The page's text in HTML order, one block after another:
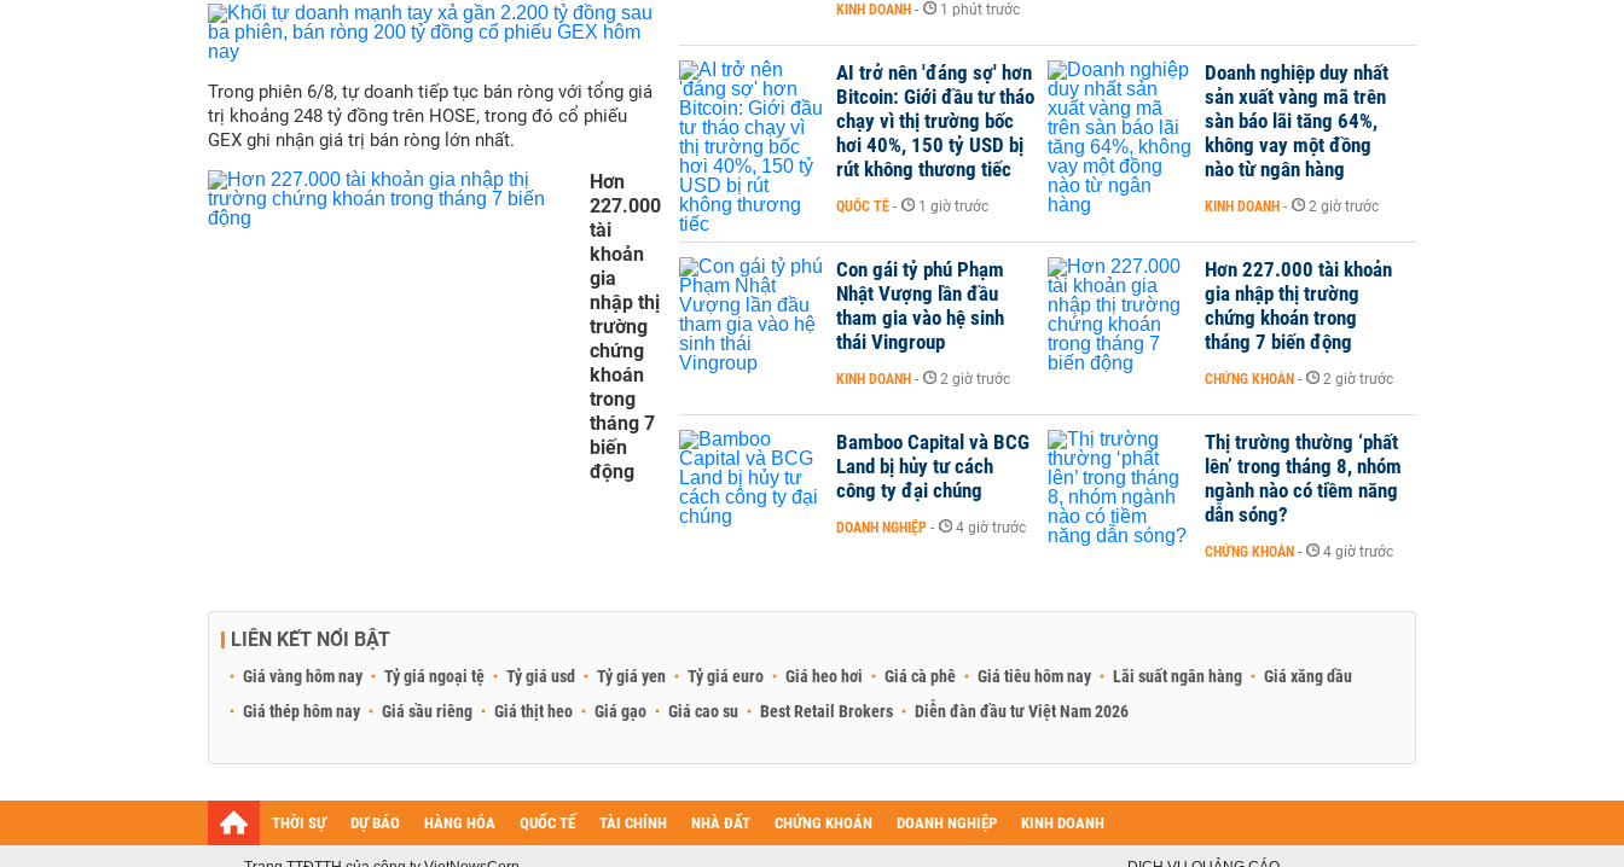
Trong phiên 6/8, tự doanh tiếp tục bán ròng với tổng giá
trị khoảng 248 tỷ đồng trên HOSE, trong đó cổ phiếu
GEX ghi nhận giá trị bán ròng lớn nhất.
Hơn
227.000
tài
khoản
gia
nhập thị
trường
chứng
khoán
trong
tháng 7
biến
động
KINH DOANH - 1 phút trước
AI trở nên 'đáng sợ' hơn
Bitcoin: Giới đầu tư tháo
chạy vì thị trường bốc
hơi 40%, 150 tỷ USD bị
rút không thương tiếc
QUỐC TẾ - 1 giờ trước
Doanh nghiệp duy nhất
sản xuất vàng mã trên
sàn báo lãi tăng 64%,
không vay một đồng
nào từ ngân hàng
KINH DOANH - 2 giờ trước
Con gái tỷ phú Phạm
Nhật Vượng lần đầu
tham gia vào hệ sinh
thái Vingroup
KINH DOANH - 2 giờ trước
Hơn 227.000 tài khoản
gia nhập thị trường
chứng khoán trong
tháng 7 biến động
CHỨNG KHOÁN - 2 giờ trước
Bamboo Capital và BCG
Land bị hủy tư cách
công ty đại chúng
DOANH NGHIỆP - 4 giờ trước
Thị trường thường ‘phất
lên’ trong tháng 8, nhóm
ngành nào có tiềm năng
dẫn sóng?
CHỨNG KHOÁN - 4 giờ trước
LIÊN KẾT NỔI BẬT
Giá vàng hôm nay Tỷ giá ngoại tệ Tỷ giá usd Tỷ giá yen Tỷ giá euro Giá heo hơi Giá cà phê Giá tiêu hôm nay Lãi suất ngân hàng
Giá xăng dầu
Giá thép hôm nay
Giá sầu riêng Giá thịt heo Giá gạo Giá cao su Best Retail Brokers Diễn đàn đầu tư Việt Nam 2026
THỜI SỰ DỰ BÁO HÀNG HÓA QUỐC TẾ TÀI CHÍNH NHÀ ĐẤT CHỨNG KHOÁN DOANH NGHIỆP KINH DOANH